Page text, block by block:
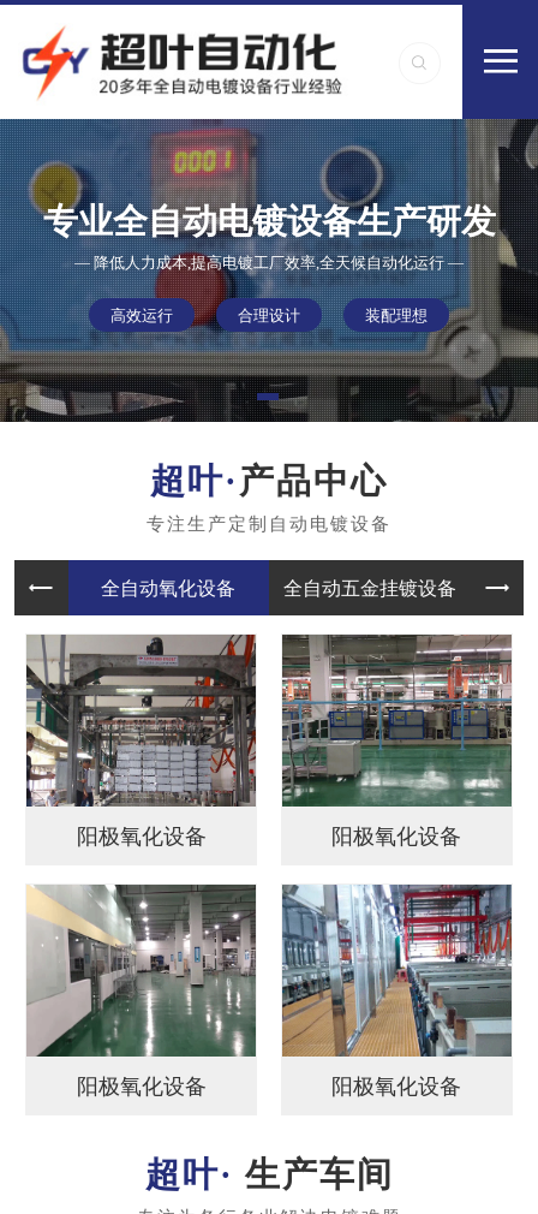
专业全自动电镀设备生产研发
— 降低人力成本,提高电镀工厂效率,全天候自动化运行 —
高效运行 合理设计 装配理想
产品中心
阳极氧化设备 阳极氧化设备
阳极氧化设备 阳极氧化设备
生产车间